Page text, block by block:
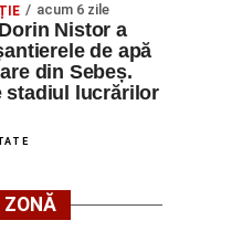
acum 6 zile
Nistor a
de apă
din Sebeș.
stadiul lucrărilor
ZONĂ